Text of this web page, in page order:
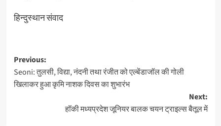
हिन्दुस्थान संवाद
Post
navigation
Previous:
Seoni: तुलसी, विद्या, नंदनी तथा रंजीत को एल्बेंडाजॉल की गोली
खिलाकर हुआ कृमि नाशक दिवस का शुभारंभ
Next:
हॉकी मध्यप्रदेश जूनियर बालक चयन ट्राइल्स बैतूल में